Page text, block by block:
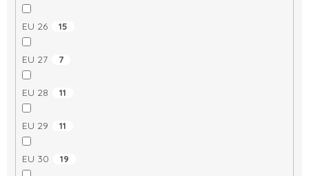
EU 26 15
EU 27 7
EU 28 11
EU 29 11
EU 30 19